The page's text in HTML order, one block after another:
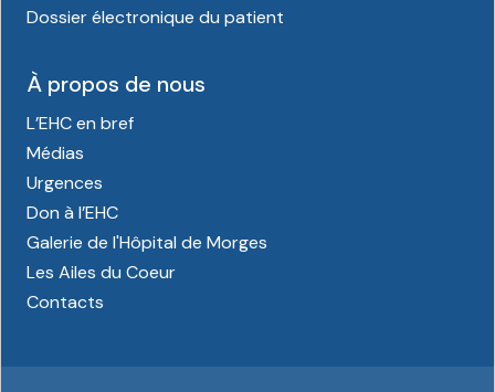
Dossier électronique du patient
À propos de nous
L’EHC en bref
Médias
Urgences
Don à l’EHC
Galerie de l'Hôpital de Morges
Les Ailes du Coeur
Contacts